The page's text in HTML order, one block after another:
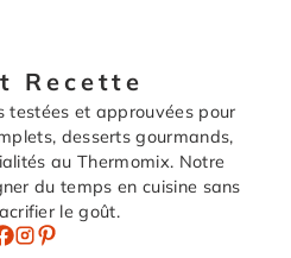
Recette
testées et approuvées pour
desserts gourmands,
au Thermomix. Notre
du temps en cuisine sans
le goût.